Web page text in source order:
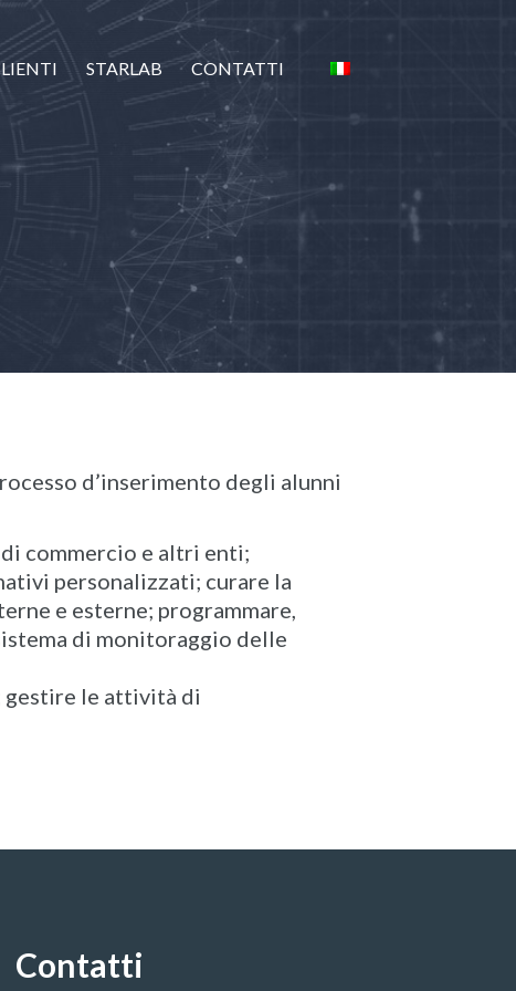
STARLAB CONTATTI
d’inserimento degli alunni
commercio e altri enti;
personalizzati; curare la
e esterne; programmare,
di monitoraggio delle
le attività di
Contatti